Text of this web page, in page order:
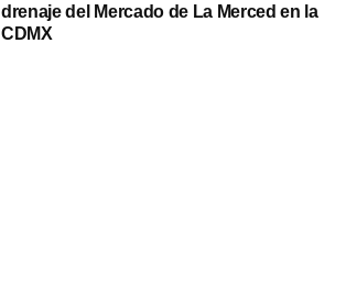
drenaje del Mercado de La Merced en la
CDMX